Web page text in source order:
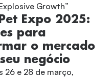
Growth”
Expo 2025:
para
o mercado
negócio
26 e 28 de março,